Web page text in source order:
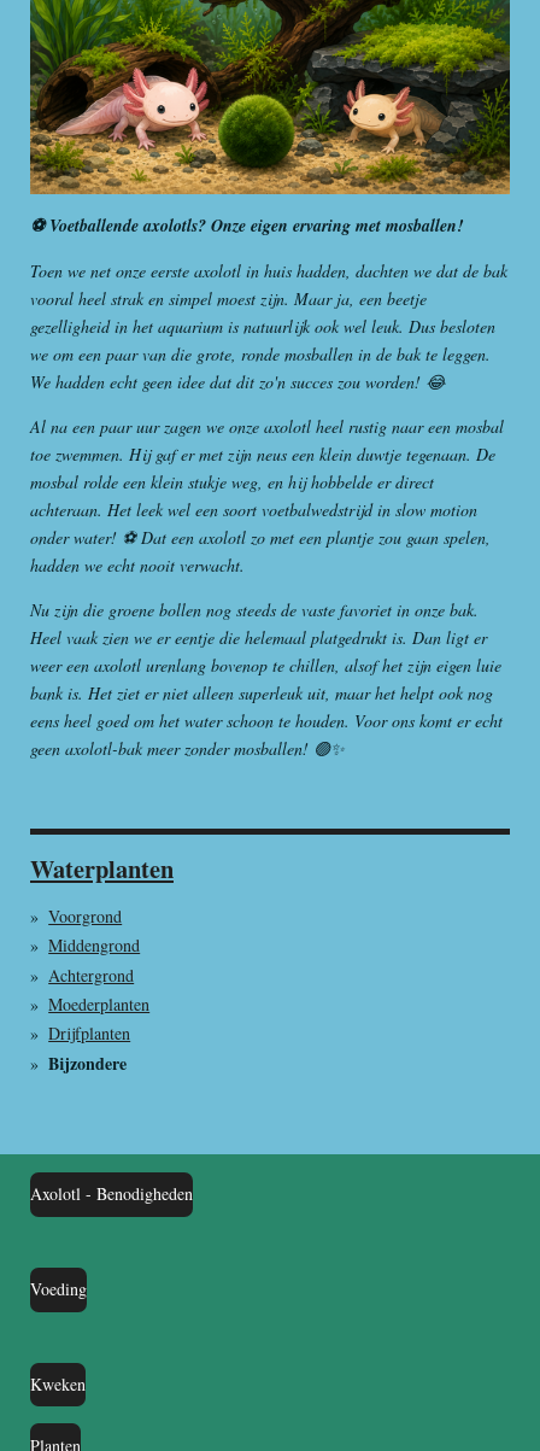
⚽ Voetballende axolotls? Onze eigen ervaring met mosballen!
Toen we net onze eerste axolotl in huis hadden, dachten we dat de bak
vooral heel strak en simpel moest zijn. Maar ja, een beetje
gezelligheid in het aquarium is natuurlijk ook wel leuk. Dus besloten
we om een paar van die grote, ronde mosballen in de bak te leggen.
We hadden echt geen idee dat dit zo'n succes zou worden! 😂
Al na een paar uur zagen we onze axolotl heel rustig naar een mosbal
toe zwemmen. Hij gaf er met zijn neus een klein duwtje tegenaan. De
mosbal rolde een klein stukje weg, en hij hobbelde er direct
achteraan. Het leek wel een soort voetbalwedstrijd in slow motion
onder water! ⚽ Dat een axolotl zo met een plantje zou gaan spelen,
hadden we echt nooit verwacht.
Nu zijn die groene bollen nog steeds de vaste favoriet in onze bak.
Heel vaak zien we er eentje die helemaal platgedrukt is. Dan ligt er
weer een axolotl urenlang bovenop te chillen, alsof het zijn eigen luie
bank is. Het ziet er niet alleen superleuk uit, maar het helpt ook nog
eens heel goed om het water schoon te houden. Voor ons komt er echt
geen axolotl-bak meer zonder mosballen! 🟢✨
Waterplanten
Voorgrond
Middengrond
Achtergrond
Moederplanten
Drijfplanten
Bijzondere
Axolotl - Benodigheden
Voeding
Kweken
Planten